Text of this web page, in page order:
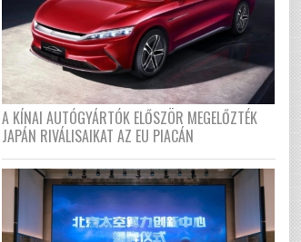
A KÍNAI AUTÓGYÁRTÓK ELŐSZÖR MEGELŐZTÉK
JAPÁN RIVÁLISAIKAT AZ EU PIACÁN